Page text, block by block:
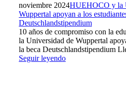
noviembre 2024HUEHOCO y la
Wuppertal apoyan a los
Deutschlandstipendium
10 años de compromiso con la
la Universidad de Wuppertal
la beca Deutschlandstipendium
Seguir leyendo